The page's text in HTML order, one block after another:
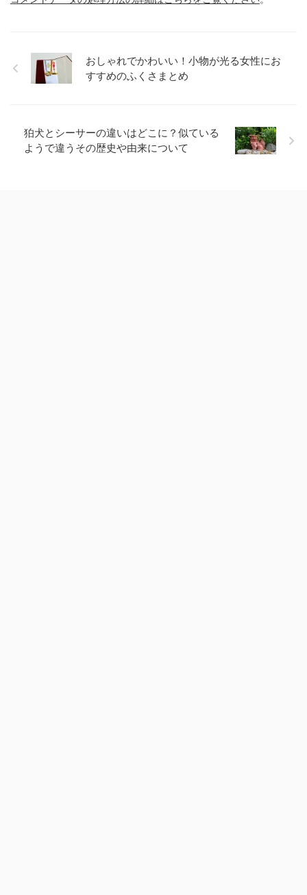
おしゃれでかわいい！小物が光る女性にお
すすめのふくさまとめ
狛犬とシーサーの違いはどこに？似ている
ようで違うその歴史や由来について